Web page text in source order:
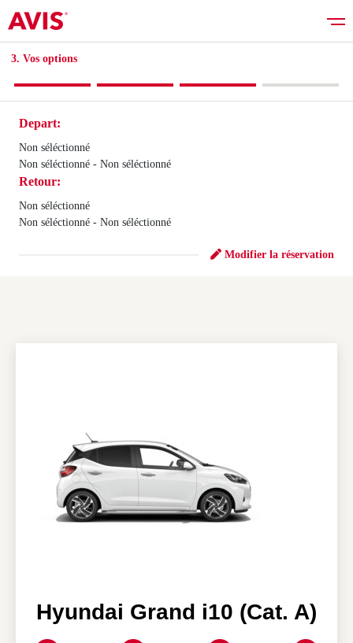
3. Vos options​
Depart:
Non séléctionné
Non séléctionné - Non séléctionné
Retour:
Non séléctionné
Non séléctionné - Non séléctionné
Modifier la réservation
Hyundai Grand i10 (Cat. A)
Liste des véhicules
Actualités